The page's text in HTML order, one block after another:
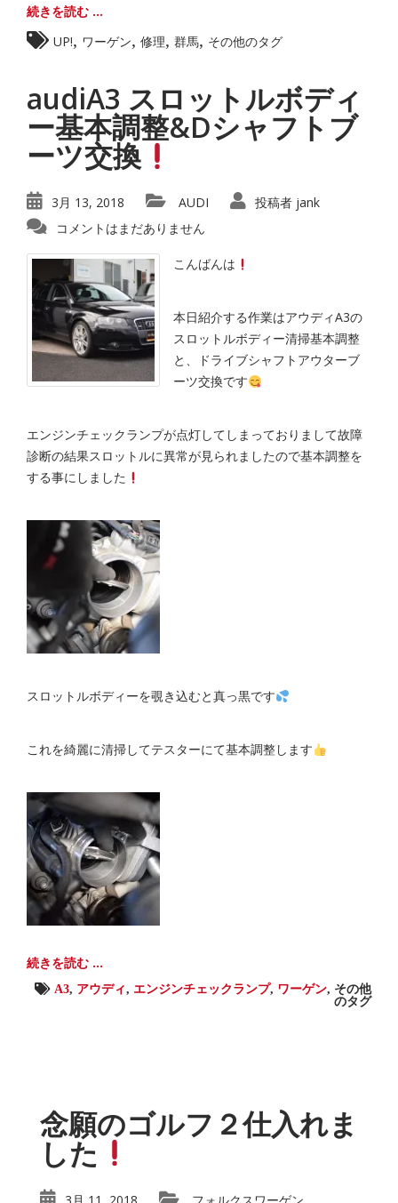
続きを読む ...
UP!
ワーゲン 修理 群馬 その他のタグ
audiA3 スロットルボディ
ー基本調整&Dシャフトブ
ーツ交換
3月 13, 2018 AUDI 投稿者 jank
コメントはまだありません
こんばんは
本日紹介する作業はアウディA3の
スロットルボディー清掃基本調整
と、ドライブシャフトアウターブ
ーツ交換です
エンジンチェックランプが点灯してしまっておりまして故障
診断の結果スロットルに異常が見られましたので基本調整を
する事にしました
スロットルボディーを覗き込むと真っ黒です
これを綺麗に清掃してテスターにて基本調整します
続きを読む ...
A3, アウディ, エンジンチェックランプ, ワーゲン, その他
のタグ
念願のゴルフ２仕入れま
した